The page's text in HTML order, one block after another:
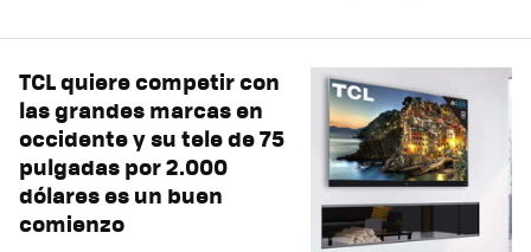
TCL quiere competir con
las grandes marcas en
occidente y su tele de 75
pulgadas por 2.000
dólares es un buen
comienzo